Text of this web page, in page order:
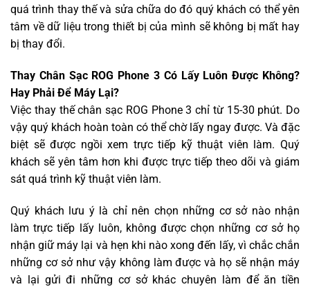
quá trình thay thế và sửa chữa do đó quý khách có thể yên
tâm về dữ liệu trong thiết bị của mình sẽ không bị mất hay
bị thay đổi.
Thay Chân Sạc ROG Phone 3 Có Lấy Luôn Được Không?
Hay Phải Để Máy Lại?
Việc thay thế chân sạc ROG Phone 3 chỉ từ 15-30 phút. Do
vậy quý khách hoàn toàn có thể chờ lấy ngay được. Và đặc
biệt sẽ được ngồi xem trực tiếp kỹ thuật viên làm. Quý
khách sẽ yên tâm hơn khi được trực tiếp theo dõi và giám
sát quá trình kỹ thuật viên làm.
Quý khách lưu ý là chỉ nên chọn những cơ sở nào nhận
làm trực tiếp lấy luôn, không được chọn những cơ sở họ
nhận giữ máy lại và hẹn khi nào xong đến lấy, vì chắc chắn
những cơ sở như vậy không làm được và họ sẽ nhận máy
và lại gửi đi những cơ sở khác chuyên làm để ăn tiền